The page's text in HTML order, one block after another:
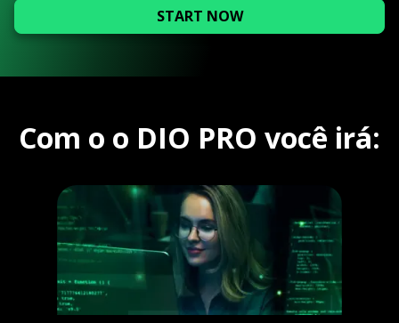
START NOW
Com o o DIO PRO você irá: